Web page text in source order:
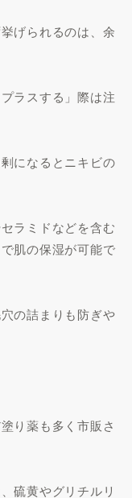
げられるのは、余
ラスする」際は注
になるとニキビの
ラミドなどを含む
肌の保湿が可能で
の詰まりも防ぎや
り薬も多く市販さ
硫黄やグリチルリ